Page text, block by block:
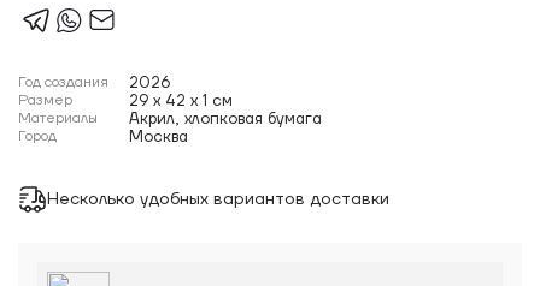
Год создания 2026
Размер 29 x 42 x 1 см
Материалы Акрил, хлопковая бумага
Город Москва
Несколько удобных вариантов доставки